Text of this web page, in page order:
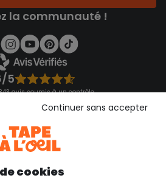
la communauté !
5
avis soumis à un contrôle
Consulter les CGU
cookies
Continuer sans accepter